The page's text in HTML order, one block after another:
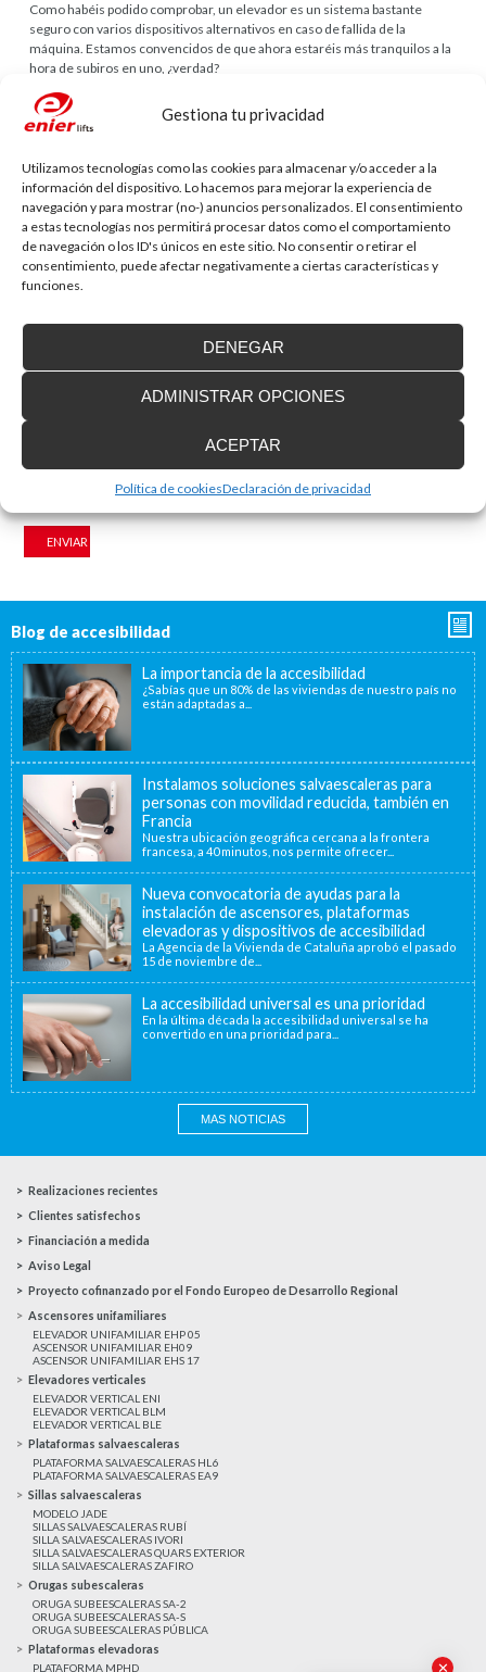
Gestiona tu privacidad
Utilizamos tecnologías como las cookies para almacenar y/o acceder a la
información del dispositivo. Lo hacemos para mejorar la experiencia de
navegación y para mostrar (no-) anuncios personalizados. El consentimiento
a estas tecnologías nos permitirá procesar datos como el comportamiento
de navegación o los ID's únicos en este sitio. No consentir o retirar el
consentimiento, puede afectar negativamente a ciertas características y
funciones.
ACEPTAR
DENEGAR
ADMINISTRAR OPCIONES
Política de cookiesDeclaración de privacidad
Como habéis podido comprobar, un elevador es un sistema bastante
seguro con varios dispositivos alternativos en caso de fallida de la
máquina. Estamos convencidos de que ahora estaréis más tranquilos a la
hora de subiros en uno, ¿verdad?
Deja tu comentario
Tu dirección de correo electrónico no será publicada.
Comentario
Correo electrónico
Blog de accesibilidad
La importancia de la accesibilidad
¿Sabías que un 80% de las viviendas de nuestro país no
están adaptadas a...
Instalamos soluciones salvaescaleras para
personas con movilidad reducida, también en
Francia
Nuestra ubicación geográfica cercana a la frontera
francesa, a 40 minutos, nos permite ofrecer...
Nueva convocatoria de ayudas para la
instalación de ascensores, plataformas
elevadoras y dispositivos de accesibilidad
La Agencia de la Vivienda de Cataluña aprobó el pasado
15 de noviembre de...
La accesibilidad universal es una prioridad
En la última década la accesibilidad universal se ha
convertido en una prioridad para...
MAS NOTICIAS
Realizaciones recientes
Clientes satisfechos
Financiación a medida
Aviso Legal
Proyecto cofinanzado por el Fondo Europeo de Desarrollo Regional
Ascensores unifamiliares
ELEVADOR UNIFAMILIAR EHP 05
ASCENSOR UNIFAMILIAR EH09
ASCENSOR UNIFAMILIAR EHS 17
Elevadores verticales
ELEVADOR VERTICAL ENI
ELEVADOR VERTICAL BLM
ELEVADOR VERTICAL BLE
Plataformas salvaescaleras
PLATAFORMA SALVAESCALERAS HL6
PLATAFORMA SALVAESCALERAS EA9
Sillas salvaescaleras
MODELO JADE
SILLAS SALVAESCALERAS RUBÍ
SILLA SALVAESCALERAS IVORI
SILLA SALVAESCALERAS QUARS EXTERIOR
SILLA SALVAESCALERAS ZAFIRO
Orugas subescaleras
ORUGA SUBEESCALERAS SA-2
ORUGA SUBEESCALERAS SA-S
ORUGA SUBEESCALERAS PÚBLICA
Plataformas elevadoras
PLATAFORMA MPHD ✕